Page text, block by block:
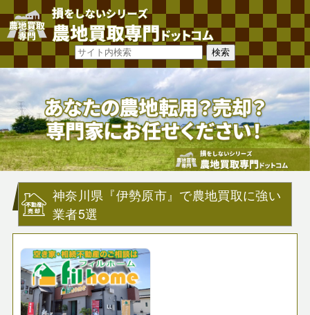
神奈川県『伊勢原市』で農地買取に強い
業者5選